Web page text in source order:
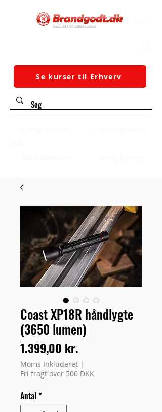
Se kurser til Erhverv
Coast XP18R håndlygte
(3650 lumen)
1.399,00 kr.
Moms Inkluderet |
Fri fragt over 500 DKK
Antal*